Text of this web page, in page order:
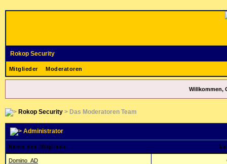
Rokop Security
Mitglieder Moderatoren
Willkommen,
Rokop Security> Das Moderatoren Team
Administrator
Name des Mitglieds
Domino_AD